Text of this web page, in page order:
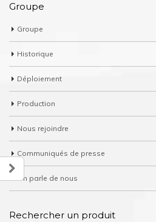
Groupe
Groupe
Historique
Déploiement
Production
Nous rejoindre
Communiqués de presse
On parle de nous
Rechercher un produit